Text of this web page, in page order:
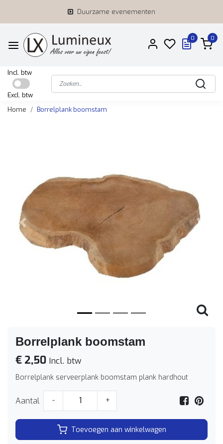
Duurzame evenementen
0 0
Incl. btw
Excl. btw
Home
Borrelplank boomstam
Vorige
Borrelplank boomstam
€ 2,50 Incl. btw
Borrelplank serveerplank boomstam plank hardhout
Aantal - +
Toevoegen aan winkelwagen